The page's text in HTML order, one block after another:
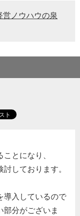
営ノウハウの泉
とになり、
しております。
導入しているので
分がございま